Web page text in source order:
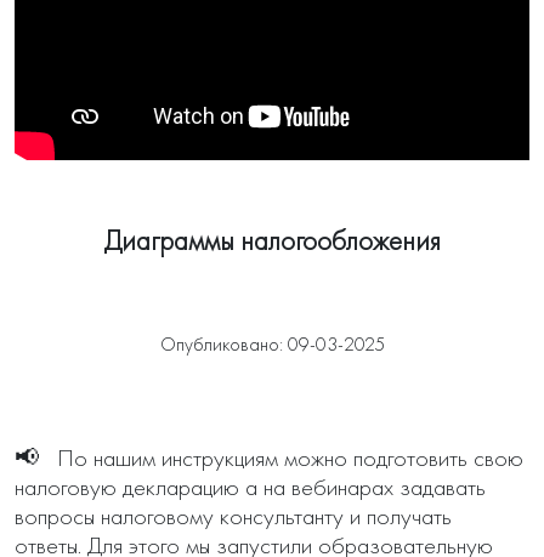
Диаграммы налогообложения
Опубликовано: 09-03-2025
📢   По нашим инструкциям можно подготовить свою
налоговую декларацию а на вебинарах задавать
вопросы налоговому консультанту и получать
ответы. Для этого мы запустили образовательную